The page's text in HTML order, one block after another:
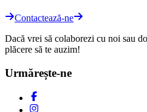
Contactează-ne
Dacă vrei să colaborezi cu noi sau
plăcere să te auzim!
Urmărește-ne